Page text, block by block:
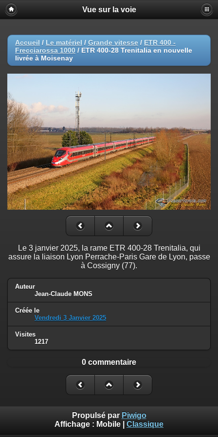
Vue sur la voie
Accueil / Le matériel / Grande vitesse / ETR 400 -
Frecciarossa 1000 / ETR 400-28 Trenitalia en nouvelle
livrée à Moisenay
Le 3 janvier 2025, la rame ETR 400-28 Trenitalia, qui
assure la liaison Lyon Perrache-Paris Gare de Lyon, passe
à Cossigny (77).
Auteur
Jean-Claude MONS
Créée le
Vendredi 3 Janvier 2025
Visites
1217
0 commentaire
Propulsé par Piwigo
Affichage : Mobile Classique